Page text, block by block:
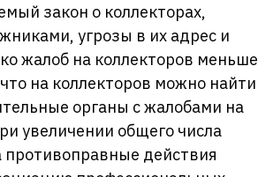
закон о коллекторах,
угрозы в их адрес и
жалоб на коллекторов меньше
на коллекторов можно найти
органы с жалобами на
увеличении общего числа
противоправные действия